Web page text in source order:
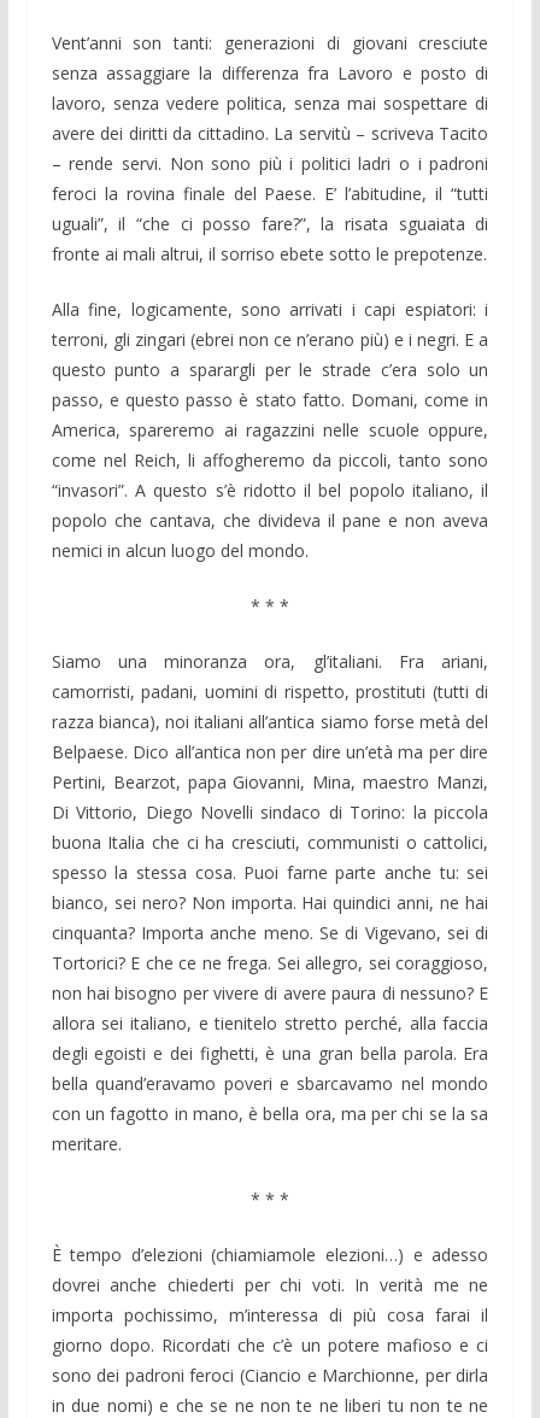
Vent’anni son tanti: generazioni di giovani cresciute
senza assaggiare la differenza fra Lavoro e posto di
lavoro, senza vedere politica, senza mai sospettare di
avere dei diritti da cittadino. La servitù – scriveva Tacito
– rende servi. Non sono più i politici ladri o i padroni
feroci la rovina finale del Paese. E’ l’abitudine, il “tutti
uguali”, il “che ci posso fare?”, la risata sguaiata di
fronte ai mali altrui, il sorriso ebete sotto le prepotenze.
Alla fine, logicamente, sono arrivati i capi espiatori: i
terroni, gli zingari (ebrei non ce n’erano più) e i negri. E a
questo punto a sparargli per le strade c’era solo un
passo, e questo passo è stato fatto. Domani, come in
America, spareremo ai ragazzini nelle scuole oppure,
come nel Reich, li affogheremo da piccoli, tanto sono
“invasori”. A questo s’è ridotto il bel popolo italiano, il
popolo che cantava, che divideva il pane e non aveva
nemici in alcun luogo del mondo.
* * *
Siamo una minoranza ora, gl’italiani. Fra ariani,
camorristi, padani, uomini di rispetto, prostituti (tutti di
razza bianca), noi italiani all’antica siamo forse metà del
Belpaese. Dico all’antica non per dire un’età ma per dire
Pertini, Bearzot, papa Giovanni, Mina, maestro Manzi,
Di Vittorio, Diego Novelli sindaco di Torino: la piccola
buona Italia che ci ha cresciuti, communisti o cattolici,
spesso la stessa cosa. Puoi farne parte anche tu: sei
bianco, sei nero? Non importa. Hai quindici anni, ne hai
cinquanta? Importa anche meno. Se di Vigevano, sei di
Tortorici? E che ce ne frega. Sei allegro, sei coraggioso,
non hai bisogno per vivere di avere paura di nessuno? E
allora sei italiano, e tienitelo stretto perché, alla faccia
degli egoisti e dei fighetti, è una gran bella parola. Era
bella quand’eravamo poveri e sbarcavamo nel mondo
con un fagotto in mano, è bella ora, ma per chi se la sa
meritare.
* * *
È tempo d’elezioni (chiamiamole elezioni…) e adesso
dovrei anche chiederti per chi voti. In verità me ne
importa pochissimo, m’interessa di più cosa farai il
giorno dopo. Ricordati che c’è un potere mafioso e ci
sono dei padroni feroci (Ciancio e Marchionne, per dirla
in due nomi) e che se ne non te ne liberi tu non te ne